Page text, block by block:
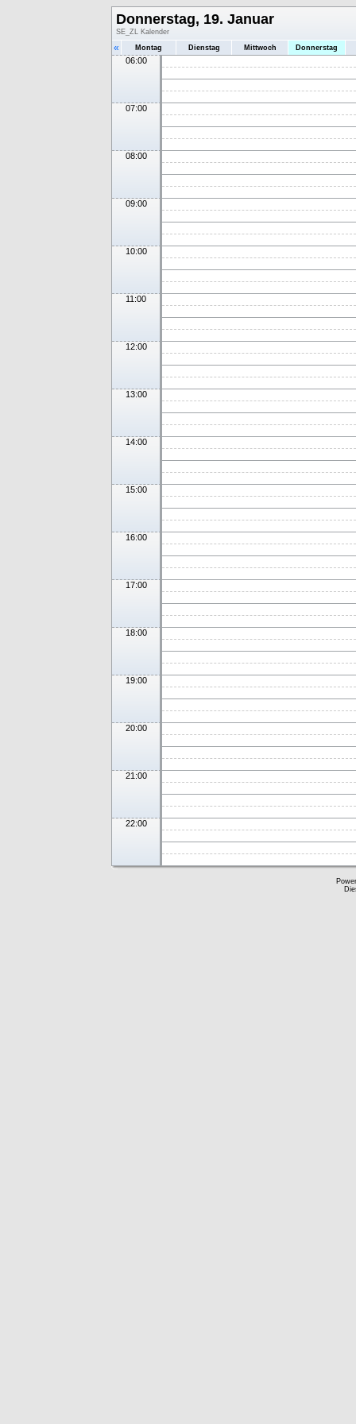
Donnerstag, 19. Januar
SE_ZL Kalender
« Montag Dienstag Mittwoch Donnerstag
06:00
07:00
08:00
09:00
10:00
11:00
12:00
13:00
14:00
15:00
16:00
17:00
18:00
19:00
20:00
21:00
22:00